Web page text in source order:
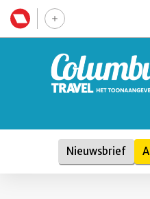
Nieuwsbrief